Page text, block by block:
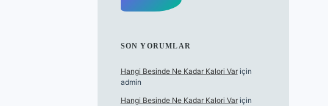
SON YORUMLAR
Hangi Besinde Ne Kadar Kalori Variçin
admin
Hangi Besinde Ne Kadar Kalori Variçin